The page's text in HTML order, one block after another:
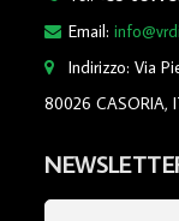
Email:
Indirizzo: Via
80026 CASORIA,